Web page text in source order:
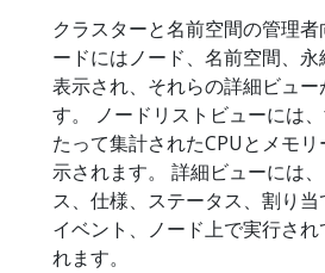
クラスターと名前空間の管理
ードにはノード、名前空間、
表示され、それらの詳細ビュー
す。 ノードリストビューには
たって集計されたCPUとメモ
示されます。 詳細ビューには
ス、仕様、ステータス、割り当
イベント、ノード上で実行さ
れます。